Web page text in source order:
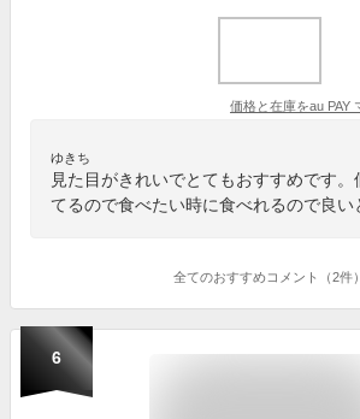
価格と在庫をau PAY
ゆきち
見た目がきれいでとてもおすすめです
てるので食べたい時に食べれるので良い
全てのおすすめコメント（2件）
6